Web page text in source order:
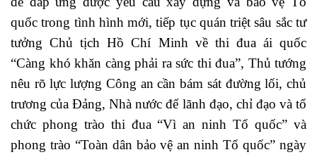
quốc trong tình hình mới, tiếp tục quán triệt sâu sắc tư
tưởng Chủ tịch Hồ Chí Minh về thi đua ái quốc
“Càng khó khăn càng phải ra sức thi đua”, Thủ tướng
nêu rõ lực lượng Công an cần bám sát đường lối, chủ
trương của Đảng, Nhà nước để lãnh đạo, chỉ đạo và tổ
chức phong trào thi đua “Vì an ninh Tổ quốc” và
phong trào “Toàn dân bảo vệ an ninh Tổ quốc” ngày